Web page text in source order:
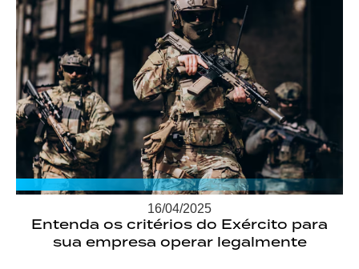
16/04/2025
Entenda os critérios do Exército para
sua empresa operar legalmente